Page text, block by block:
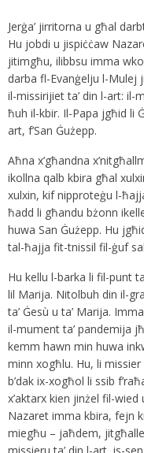
Jerġa’ jirritorna u għal
Hu jobdi u jispiċċaw
jitimgħu, ilibbsu imma
darba fl-Evanġelju l-Mulej
il-missirijiet ta’ din l-art: il-
ħuh il-kbir. Il-Papa jgħid li
art, f’San Ġużepp.
Aħna x’għandna
ikollna qalb kbira għal
xulxin, kif nipproteġu l-
ħadd li għandu bżonn
huwa San Ġużepp. Hu
tal-ħajja fit-tnissil fil-ġuf
Hu kellu l-barka li fil-punt
lil Marija. Nitolbuh din il-
ta’ Ġesù u ta’ Marija.
il-mument ta’ pandemija
kemm hawn min huwa
minn xogħlu. Hu, li
b’dak ix-xogħol li ssib
x’aktarx kien jinżel fil-wied
Nazaret imma kbira, fejn
miegħu – jaħdem,